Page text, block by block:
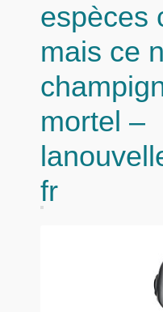
espèces
mais ce
mortel –
fr